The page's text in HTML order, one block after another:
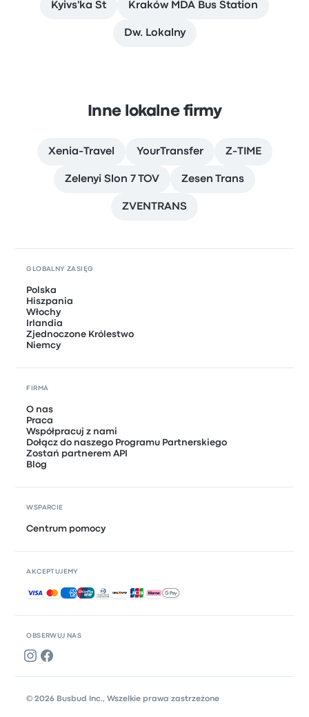
Kyivs'ka St Kraków MDA Bus Station
Dw. Lokalny
Inne lokalne firmy
Xenia-Travel YourTransfer Z-TIME
Zelenyi Slon 7 TOV Zesen Trans
ZVENTRANS
OBSERWUJ NAS
GLOBALNY ZASIĘG
Polska
Hiszpania
Włochy
Irlandia
Zjednoczone Królestwo
Niemcy
FIRMA
O nas
Praca
Współpracuj z nami
Dołącz do naszego Programu Partnerskiego
Zostań partnerem API
Blog
WSPARCIE
Centrum pomocy
AKCEPTUJEMY
Akceptowane płatności
© 2026 Busbud Inc., Wszelkie prawa zastrzeżone